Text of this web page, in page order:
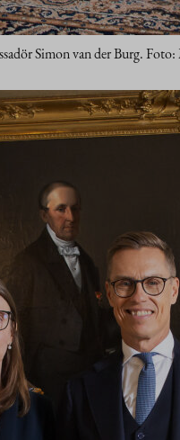
Simon van der Burg.